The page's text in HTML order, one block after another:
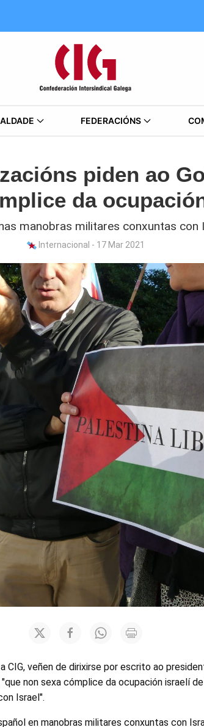
FEDERACIÓNS
piden ao
da
manobras militares conxuntas con
Internacional - 17 Mar 2021
CIG, veñen de dirixirse por escrito ao
non sexa cómplice da ocupación israelí
Israel".
en manobras militares conxuntas con